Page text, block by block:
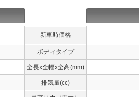
新車時価格
ボディタイプ
全長x全幅x全高(mm)
排気量(cc)